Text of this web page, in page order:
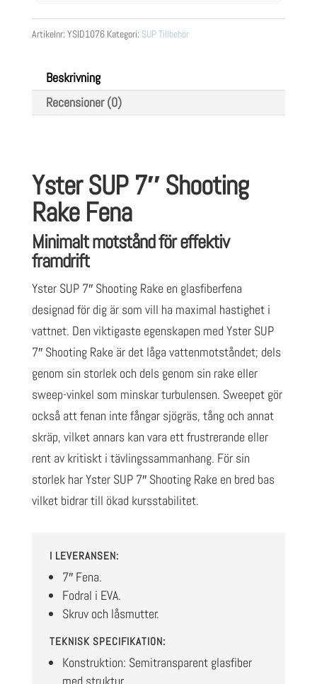
Artikelnr: YSID1076 Kategori: SUP Tillbehör
Beskrivning
Recensioner (0)
Yster SUP 7″ Shooting
Rake Fena
Minimalt motstånd för effektiv
framdrift
Yster SUP 7″ Shooting Rake en glasfiberfena
designad för dig är som vill ha maximal hastighet i
vattnet. Den viktigaste egenskapen med Yster SUP
7″ Shooting Rake är det låga vattenmotståndet; dels
genom sin storlek och dels genom sin rake eller
sweep-vinkel som minskar turbulensen. Sweepet gör
också att fenan inte fångar sjögräs, tång och annat
skräp, vilket annars kan vara ett frustrerande eller
rent av kritiskt i tävlingssammanhang. För sin
storlek har Yster SUP 7″ Shooting Rake en bred bas
vilket bidrar till ökad kursstabilitet.
I LEVERANSEN:
7″ Fena.
Fodral i EVA.
Skruv och låsmutter.
TEKNISK SPECIFIKATION:
Konstruktion: Semitransparent glasfiber